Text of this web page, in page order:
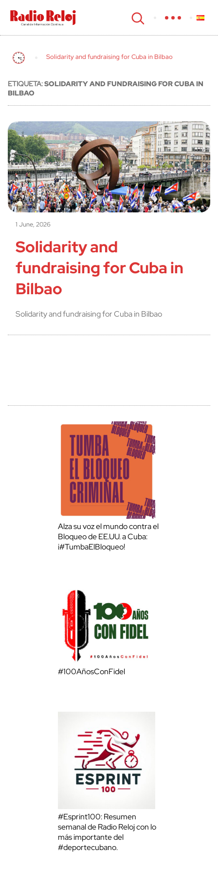
cerrar
Solidarity and fundraising for Cuba in Bilbao
ETIQUETA:SOLIDARITY AND FUNDRAISING FOR CUBA IN
BILBAO
1 June, 2026
Solidarity and
fundraising for Cuba in
Bilbao
Solidarity and fundraising for Cuba in Bilbao
Alza su voz el mundo contra el
Bloqueo de EE.UU. a Cuba:
¡#TumbaElBloqueo!
#100AñosConFidel
#Esprint100: Resumen
semanal de Radio Reloj con lo
más importante del
#deportecubano.